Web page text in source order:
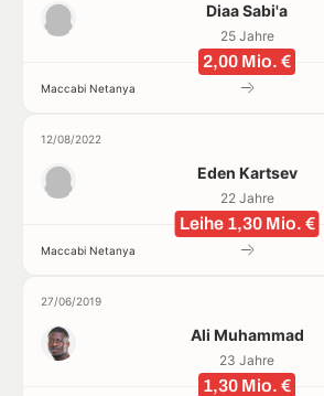
Diaa Sabi'a
25 Jahre
2,00 Mio. €
Maccabi Netanya
12/08/2022
Eden Kartsev
22 Jahre
Leihe 1,30 Mio. €
Maccabi Netanya
27/06/2019
Ali Muhammad
23 Jahre
1,30 Mio. €